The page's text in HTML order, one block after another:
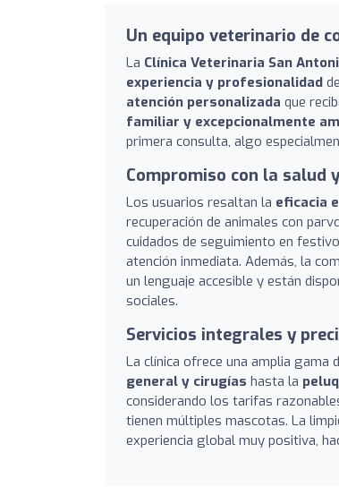
Un equipo veterinario de
La Clínica Veterinaria San
experiencia y profesionalidad
atención personalizada que
familiar y excepcionalmente
primera consulta, algo
Compromiso con la salud
Los usuarios resaltan la eficacia
recuperación de animales con
cuidados de seguimiento en
atención inmediata. Además, la
un lenguaje accesible y están
sociales.
Servicios integrales y
La clínica ofrece una amplia gama
general y cirugías hasta la
considerando los tarifas
tienen múltiples mascotas. La
experiencia global muy positiva,